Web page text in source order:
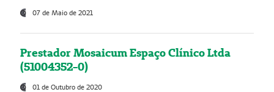
07 de Maio de 2021
Prestador Mosaicum Espaço Clínico Ltda
(51004352-0)
01 de Outubro de 2020